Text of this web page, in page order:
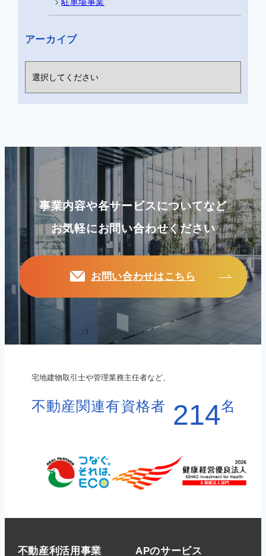
駐車場事業
アーカイブ
事業内容や各サービスについてなど
お気軽にお問い合わせください
お問い合わせはこちら
宅地建物取引士や管理業務主任者など、
不動産関連有資格者 214名
不動産利活用事業 APのサービス